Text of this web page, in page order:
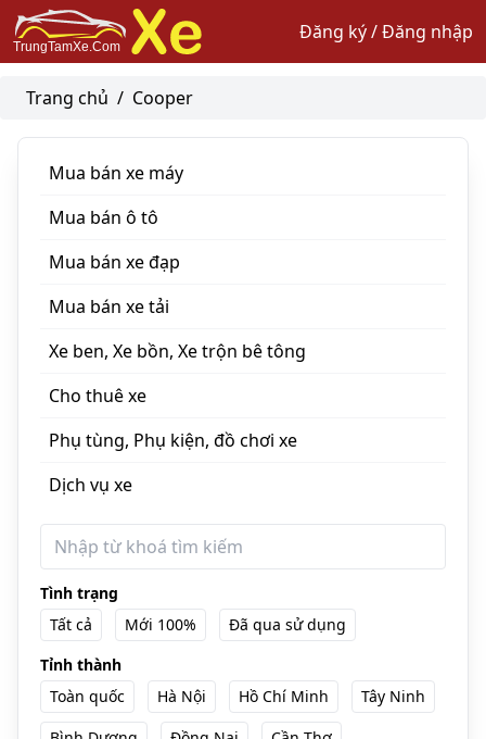
Đăng ký / Đăng nhập
Trang chủ / Cooper
Mua bán xe máy
Mua bán ô tô
Mua bán xe đạp
Mua bán xe tải
Xe ben, Xe bồn, Xe trộn bê tông
Cho thuê xe
Phụ tùng, Phụ kiện, đồ chơi xe
Dịch vụ xe
Tình trạng
Tất cả
Mới 100%
Đã qua sử dụng
Tỉnh thành
Toàn quốc
Hà Nội Hồ Chí Minh
Tây Ninh